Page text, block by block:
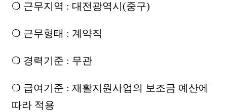
❍ 근무지역 : 대전광역시(중구)
❍ 근무형태 : 계약직
❍ 경력기준 : 무관
❍ 급여기준 : 재활지원사업의 보조금 예산에
따라 적용